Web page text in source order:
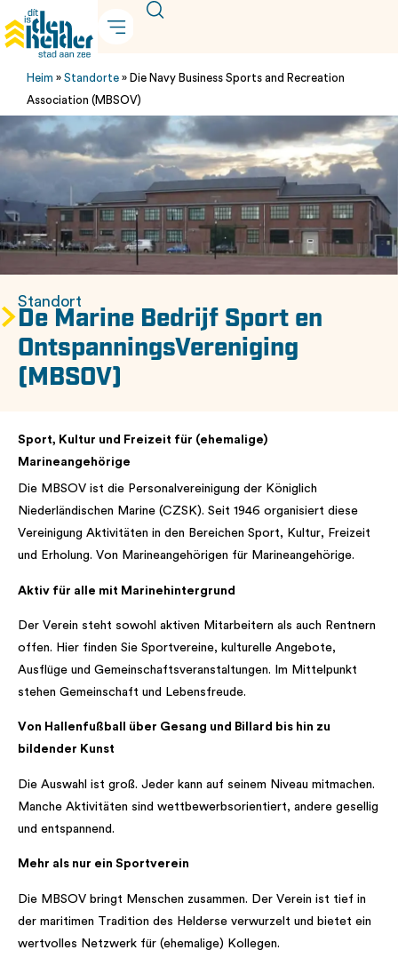
Heim » Standorte » Die Navy Business Sports and Recreation
Association (MBSOV)
Standort
De Marine Bedrijf Sport en
OntspanningsVereniging
(MBSOV)
Sport, Kultur und Freizeit für (ehemalige)
Marineangehörige
Die MBSOV ist die Personalvereinigung der Königlich
Niederländischen Marine (CZSK). Seit 1946 organisiert diese
Vereinigung Aktivitäten in den Bereichen Sport, Kultur, Freizeit
und Erholung. Von Marineangehörigen für Marineangehörige.
Aktiv für alle mit Marinehintergrund
Der Verein steht sowohl aktiven Mitarbeitern als auch Rentnern
offen. Hier finden Sie Sportvereine, kulturelle Angebote,
Ausflüge und Gemeinschaftsveranstaltungen. Im Mittelpunkt
stehen Gemeinschaft und Lebensfreude.
Von Hallenfußball über Gesang und Billard bis hin zu
bildender Kunst
Die Auswahl ist groß. Jeder kann auf seinem Niveau mitmachen.
Manche Aktivitäten sind wettbewerbsorientiert, andere gesellig
und entspannend.
Mehr als nur ein Sportverein
Die MBSOV bringt Menschen zusammen. Der Verein ist tief in
der maritimen Tradition des Helderse verwurzelt und bietet ein
wertvolles Netzwerk für (ehemalige) Kollegen.